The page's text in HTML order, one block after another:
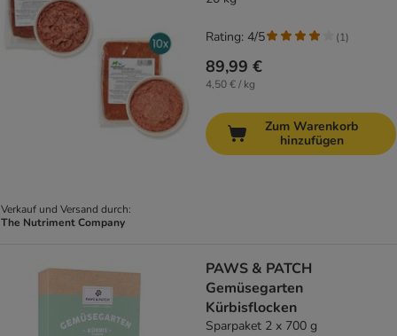
Verkauf und Versand durch:
The Nutriment Company
89,99 €
4,50 € / kg
Rating: 4/5 (1)
Zum Warenkorb
hinzufügen
PAWS & PATCH
Gemüsegarten
Kürbisflocken
Sparpaket 2 x 700 g